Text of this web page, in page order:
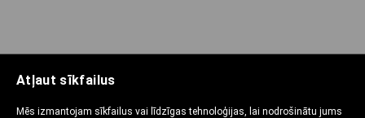
Atļaut sīkfailus
Mēs izmantojam sīkfailus vai līdzīgas tehnoloģijas, lai nodrošinātu jums